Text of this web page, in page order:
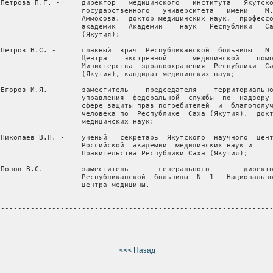
П.Г. -     директор   медицинского   института
государственного   университета   имени
Аммосова,  доктор медицинских наук,
академик   Академии    наук   Республики
(Якутия);
В.С. -      главный  врач  Республиканской  больницы   N
Центра    экстренной      медицинской
Министерства  здравоохранения  Республики
(Якутия), кандидат медицинских наук;
И.Я. -      заместитель    председателя
управления  федеральной  службы  по  надзору
сфере защиты прав потребителей  и
человека по  Республике  Саха (Якутия),
медицинских наук;
В.П. -    ученый   секретарь  Якутского  научного
Российской  академии  медицинских наук и
Правительства Республики Саха (Якутия);
В.С. -       заместитель       генерального
Республиканской  больницы  N  1
центра медицины.
<<< Назад